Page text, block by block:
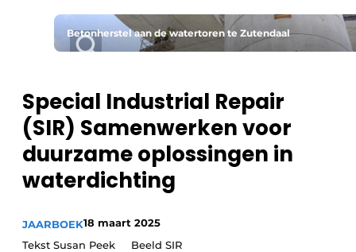
Home
Podcasts
Privacy / Cookie statement
Vacature aanmelden
Video’s
Betonherstel aan de watertoren te Zutendaal
Special Industrial Repair
(SIR) Samenwerken voor
duurzame oplossingen in
waterdichting
JAARBOEK18 maart 2025
Tekst Susan Peek Beeld SIR